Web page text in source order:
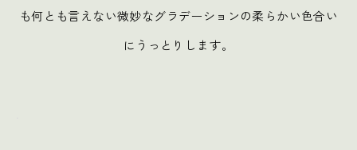
も何とも言えない微妙なグラデーションの柔らかい色合い
にうっとりします。